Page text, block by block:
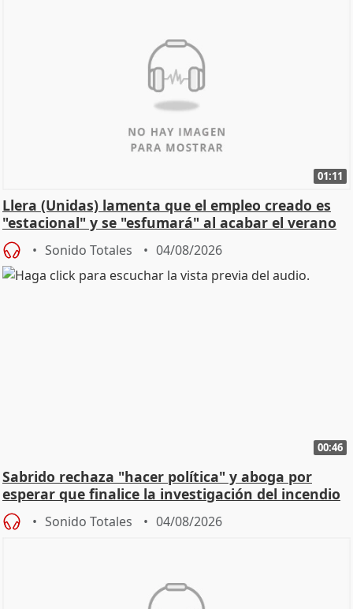
01:11
Llera (Unidas) lamenta que el empleo creado es
"estacional" y se "esfumará" al acabar el verano
Sonido Totales 04/08/2026
00:46
Sabrido rechaza "hacer política" y aboga por
esperar que finalice la investigación del incendio
Sonido Totales 04/08/2026